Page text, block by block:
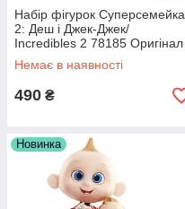
Набір фігурок Суперсемейка
2: Деш і Джек-Джек/
Incredibles 2 78185 Оригінал
Немає в наявності
490 ₴
Новинка